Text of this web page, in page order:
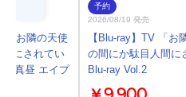
】お隣の天使
にされてい
名真昼 エイプ
予約
2026/08/19 発売
【Blu-ray】TV 「お
の間にか駄目人間に
Blu-ray Vol.2